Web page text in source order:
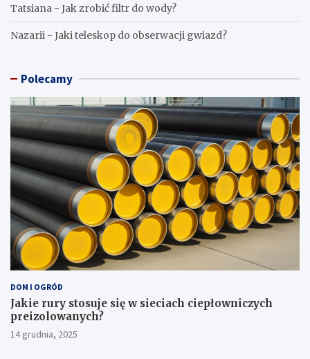
Tatsiana - Jak zrobić filtr do wody?
Nazarii - Jaki teleskop do obserwacji gwiazd?
Polecamy
DOM I OGRÓD
Jakie rury stosuje się w sieciach ciepłowniczych
preizolowanych?
14 grudnia, 2025